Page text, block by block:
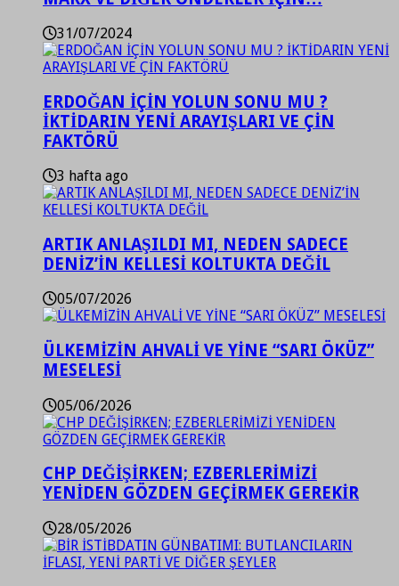
31/07/2024
ERDOĞAN İÇİN YOLUN SONU MU ?
İKTİDARIN YENİ ARAYIŞLARI VE ÇİN
FAKTÖRÜ
3 hafta ago
ARTIK ANLAŞILDI MI, NEDEN SADECE
DENİZ’İN KELLESİ KOLTUKTA DEĞİL
05/07/2026
ÜLKEMİZİN AHVALİ VE YİNE “SARI ÖKÜZ”
MESELESİ
05/06/2026
CHP DEĞİŞİRKEN; EZBERLERİMİZİ
YENİDEN GÖZDEN GEÇİRMEK GEREKİR
28/05/2026